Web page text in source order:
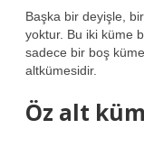
Başka bir deyişle,
yoktur. Bu iki küme
sadece bir boş
altkümesidir.
Öz alt